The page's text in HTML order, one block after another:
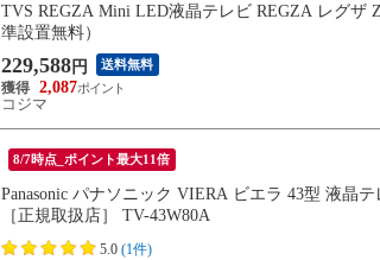
TVS REGZA Mini LED液晶テレビ REGZA レグザ
準設置無料）
229,588 円 送料無料
2,087
コジマ
8/7時点_ポイント最大11倍
Panasonic パナソニック VIERA ビエラ 43型 液晶
［正規取扱店］ TV-43W80A
5.0 (1件)